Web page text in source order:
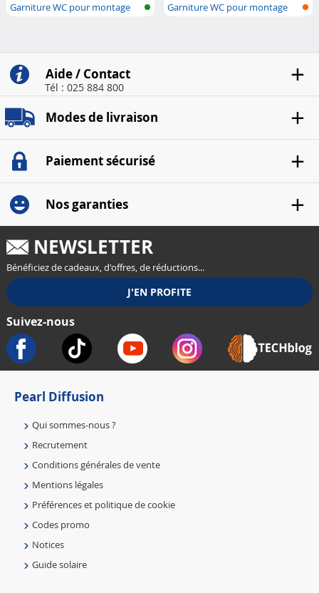
Garniture WC pour montage
Garniture WC pour montage
Aide / Contact
Tél : 025 884 800
Modes de livraison
Paiement sécurisé
Nos garanties
NEWSLETTER
Bénéficiez de cadeaux, d'offres, de réductions...
Suivez-nous
Pearl Diffusion
Qui sommes-nous ?
Recrutement
Conditions générales de vente
Mentions légales
Préférences et politique de cookie
Codes promo
Notices
Guide solaire